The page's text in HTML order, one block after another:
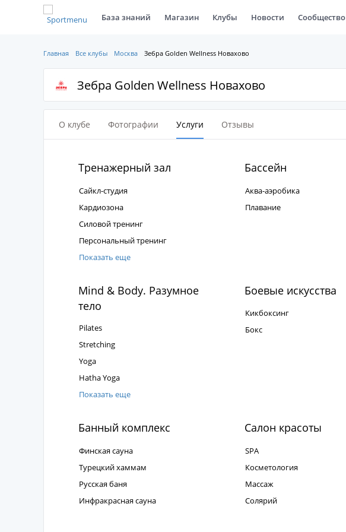
База знаний Магазин Клубы Новости Сообщество
Главная Все клубы Москва Зебра Golden Wellness Новахово
Зебра Golden Wellness Новахово
О клубе Фотографии Услуги Отзывы
Тренажерный зал
Сайкл-студия
Кардиозона
Силовой тренинг
Персональный тренинг
Показать еще
Бассейн
Аква-аэробика
Плавание
Mind & Body. Разумное
тело
Pilates
Stretching
Yoga
Hatha Yoga
Показать еще
Боевые искусства
Кикбоксинг
Бокс
Банный комплекс
Финская сауна
Турецкий хаммам
Русская баня
Инфракрасная сауна
Салон красоты
SPA
Косметология
Массаж
Солярий